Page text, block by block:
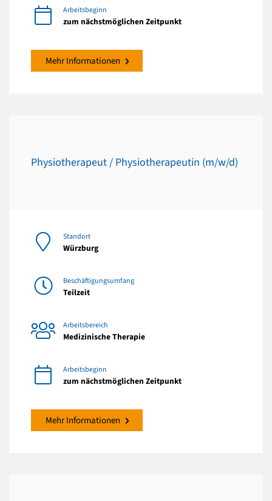
Arbeitsbeginn
zum nächstmöglichen Zeitpunkt
Mehr Informationen
Physiotherapeut / Physiotherapeutin (m/w/d)
Standort
Würzburg
Beschäftigungsumfang
Teilzeit
Arbeitsbereich
Medizinische Therapie
Arbeitsbeginn
zum nächstmöglichen Zeitpunkt
Mehr Informationen